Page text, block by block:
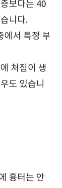
보다는 40
니다.
에서 특정 부
처짐이 생
도 있습니
흉터는 안